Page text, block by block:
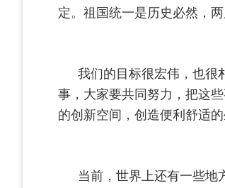
定。祖国统一是历史必然，
我们的目标很宏伟，也很
事，大家要共同努力，把这
的创新空间，创造便利舒适
当前，世界上还有一些地